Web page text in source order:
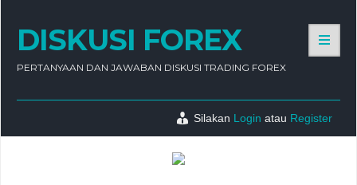
DISKUSI FOREX
PERTANYAAN DAN JAWABAN DISKUSI TRADING FOREX
Silakan Login atau Register